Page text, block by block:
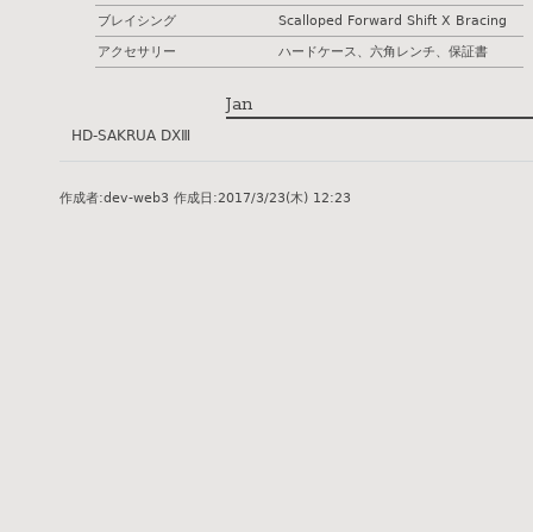
ブレイシング
Scalloped Forward Shift X Bracing
アクセサリー
ハードケース、六角レンチ、保証書
Jan
HD-SAKRUA DXⅢ
作成者:dev-web3 作成日:2017/3/23(木) 12:23